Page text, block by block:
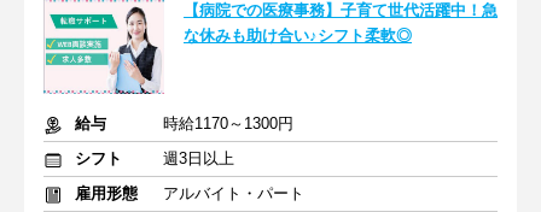
【病院での医療事務】子育て世代活躍中！急
な休みも助け合い♪シフト柔軟◎
給与
時給1170～1300円
シフト
週3日以上
雇用形態
アルバイト・パート